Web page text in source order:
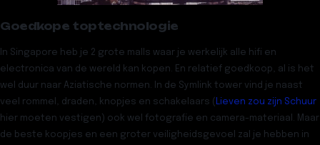
Goedkope toptechnologie
In Singapore heb je 2 grote malls waar je werkelijk alle hifi en
electronica van de wereld kan kopen. En relatief goedkoop, al is het
wel duur naar Aziatische normen. In de Symlink tower vind je naast
veel rommel, draden, knopjes en schakelaars ( Lieven zou zijn Schuur
hier moeten vestigen) ook wel fotografie en camera-materiaal. Maar
de beste koopjes en een groter veiligheidsgevoel zal je hebben in